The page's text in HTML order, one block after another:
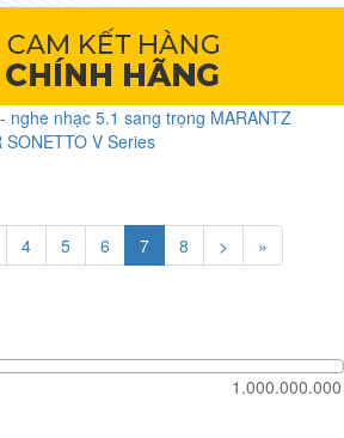
nghe nhạc 5.1 sang trọng MARANTZ
SONETTO V Series
4 5 6 7 8 > »